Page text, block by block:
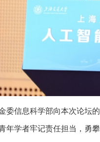
委信息科学部向本次论坛
年学者牢记责任担当，勇